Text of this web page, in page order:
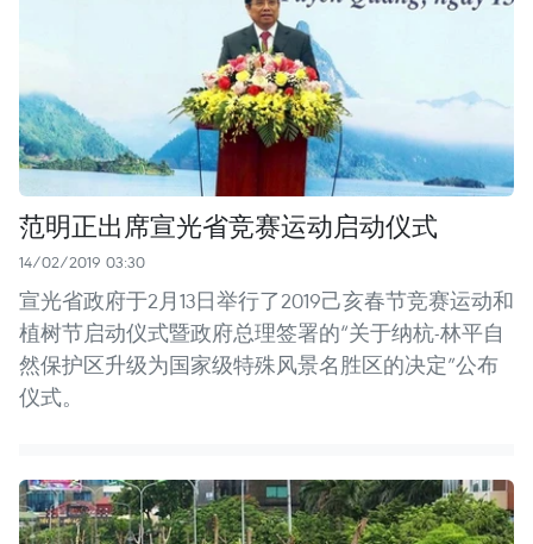
范明正出席宣光省竞赛运动启动仪式
14/02/2019 03:30
宣光省政府于2月13日举行了2019己亥春节竞赛运动和
植树节启动仪式暨政府总理签署的“关于纳杭-林平自
然保护区升级为国家级特殊风景名胜区的决定”公布
仪式。